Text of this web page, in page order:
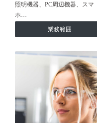
照明機器、PC周辺機器、スマ
ホ…
業務範囲